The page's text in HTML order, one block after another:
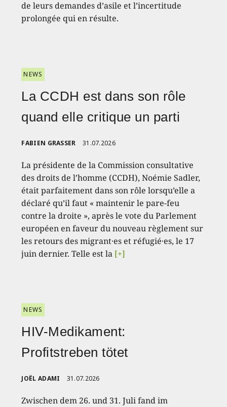
de leurs demandes d’asile et l’incertitude
prolongée qui en résulte.
NEWS
La CCDH est dans son rôle
quand elle critique un parti
FABIEN GRASSER 31.07.2026
La présidente de la Commission consultative
des droits de l’homme (CCDH), Noémie Sadler,
était parfaitement dans son rôle lorsqu’elle a
déclaré qu’il faut « maintenir le pare-feu
contre la droite », après le vote du Parlement
européen en faveur du nouveau règlement sur
les retours des migrant·es et réfugié·es, le 17
juin dernier. Telle est la [+]
NEWS
HIV-Medikament:
Profitstreben tötet
JOËL ADAMI 31.07.2026
Zwischen dem 26. und 31. Juli fand im